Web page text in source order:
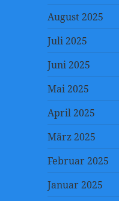
August 2025
Juli 2025
Juni 2025
Mai 2025
April 2025
März 2025
Februar 2025
Januar 2025